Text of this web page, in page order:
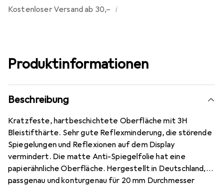
Kostenloser Versand ab 30,– i
Produktinformationen
Beschreibung
Kratzfeste, hartbeschichtete Oberfläche mit 3H
Bleistifthärte. Sehr gute Reflexminderung, die störende
Spiegelungen und Reflexionen auf dem Display
vermindert. Die matte Anti-Spiegelfolie hat eine
papierähnliche Oberfläche. Hergestellt in Deutschland,
passgenau und konturgenau für 20 mm Durchmesser